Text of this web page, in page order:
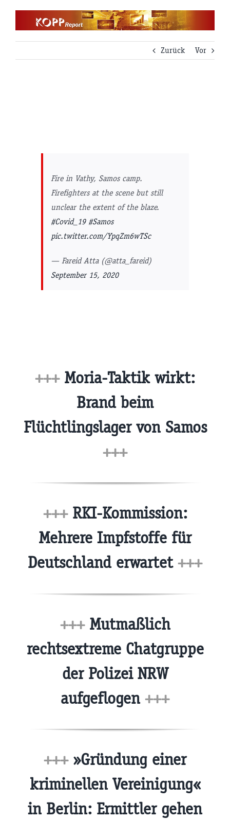
Zurück
Vor
Fire in Vathy, Samos camp.
Firefighters at the scene but still
unclear the extent of the blaze.
#Covid_19 #Samos
pic.twitter.com/YpqZm6wTSc
— Fareid Atta (@atta_fareid)
September 15, 2020
+++Moria-Taktik wirkt:
Brand beim
Flüchtlingslager von Samos
+++
+++RKI-Kommission:
Mehrere Impfstoffe für
Deutschland erwartet +++
+++Mutmaßlich
rechtsextreme Chatgruppe
der Polizei NRW
aufgeflogen +++
+++»Gründung einer
kriminellen Vereinigung«
in Berlin: Ermittler gehen